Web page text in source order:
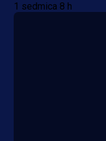
1 sedmica 8 h